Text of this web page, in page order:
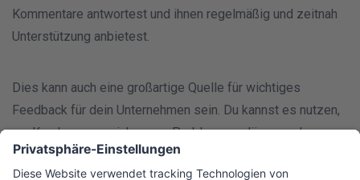
Kommentare antwortest und ihnen regelmäßig und zeitnah
Unterstützung anbietest.
Dies kann auch eine großartige Quelle für wichtiges
Feedback für dein Unternehmen sein. Du kannst es nutzen,
um Kunden zu erreichen, um Probleme zu lösen und
Engagement mit Promotionen, Gewinnspielen und